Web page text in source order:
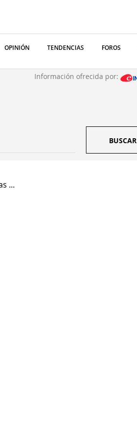
OPINIÓN TENDENCIAS FOROS
Información ofrecida por:
BUSCAR
...